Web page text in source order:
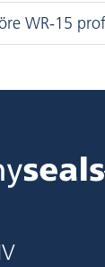
WR-15